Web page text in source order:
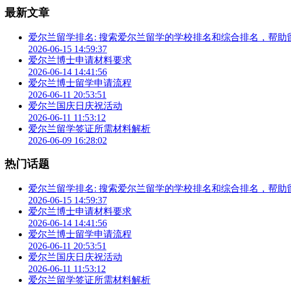
最新文章
爱尔兰留学排名: 搜索爱尔兰留学的学校排名和综合排名，帮助
2026-06-15 14:59:37
爱尔兰博士申请材料要求
2026-06-14 14:41:56
爱尔兰博士留学申请流程
2026-06-11 20:53:51
爱尔兰国庆日庆祝活动
2026-06-11 11:53:12
爱尔兰留学签证所需材料解析
2026-06-09 16:28:02
热门话题
爱尔兰留学排名: 搜索爱尔兰留学的学校排名和综合排名，帮助
2026-06-15 14:59:37
爱尔兰博士申请材料要求
2026-06-14 14:41:56
爱尔兰博士留学申请流程
2026-06-11 20:53:51
爱尔兰国庆日庆祝活动
2026-06-11 11:53:12
爱尔兰留学签证所需材料解析